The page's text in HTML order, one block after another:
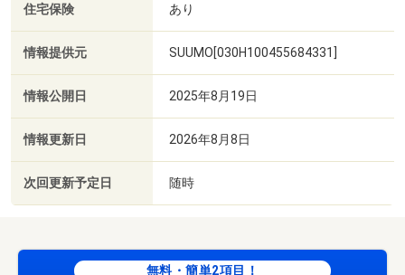
住宅保険 あり
情報提供元 SUUMO[030H100455684331]
情報公開日 2025年8月19日
情報更新日 2026年8月8日
次回更新予定日 随時
無料・簡単2項目！